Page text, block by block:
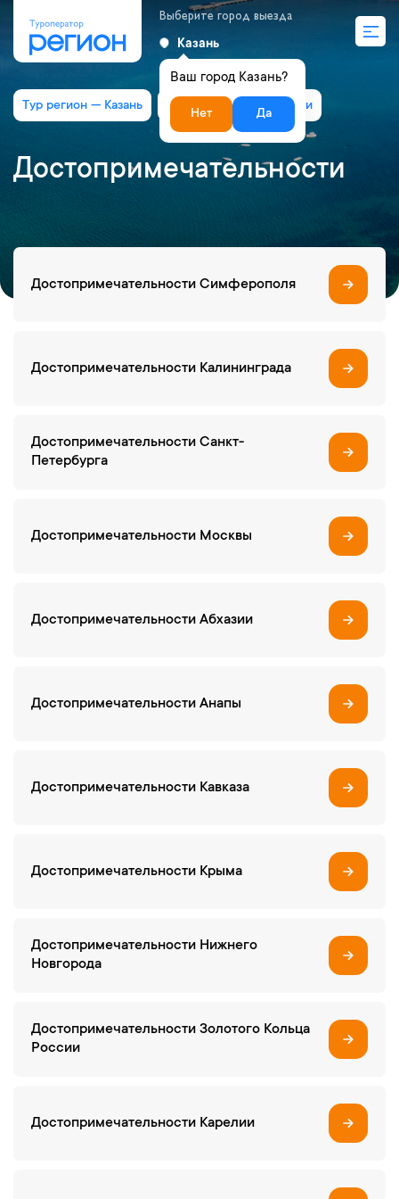
Выберите город выезда
Казань
Ваш город Казань?
Нет Да
Тур регион — Казань Достопримечательности
Достопримечательности
Достопримечательности Симферополя
Достопримечательности Калининграда
Достопримечательности Санкт-
Петербурга
Достопримечательности Москвы
Достопримечательности Абхазии
Достопримечательности Анапы
Достопримечательности Кавказа
Достопримечательности Крыма
Достопримечательности Нижнего
Новгорода
Достопримечательности Золотого Кольца
России
Достопримечательности Карелии